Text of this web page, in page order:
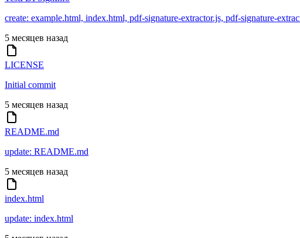
create: example.html, index.html, pdf-signature-extractor.js, pdf-signature-
5 месяцев назад
LICENSE
Initial commit
5 месяцев назад
README.md
update: README.md
5 месяцев назад
index.html
update: index.html